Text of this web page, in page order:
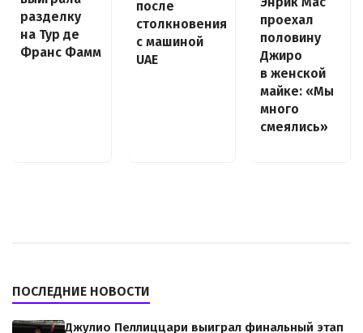
разделку
на Тур де
Франс Фамм
после
столкновения
с машиной
UAE
проехал
половину
Джиро
в женской
майке: «Мы
много
смеялись»
ПОСЛЕДНИЕ НОВОСТИ
Джулио Пеллиццари выиграл финальный этап